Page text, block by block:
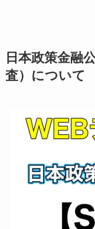
日本政策金融
査）について